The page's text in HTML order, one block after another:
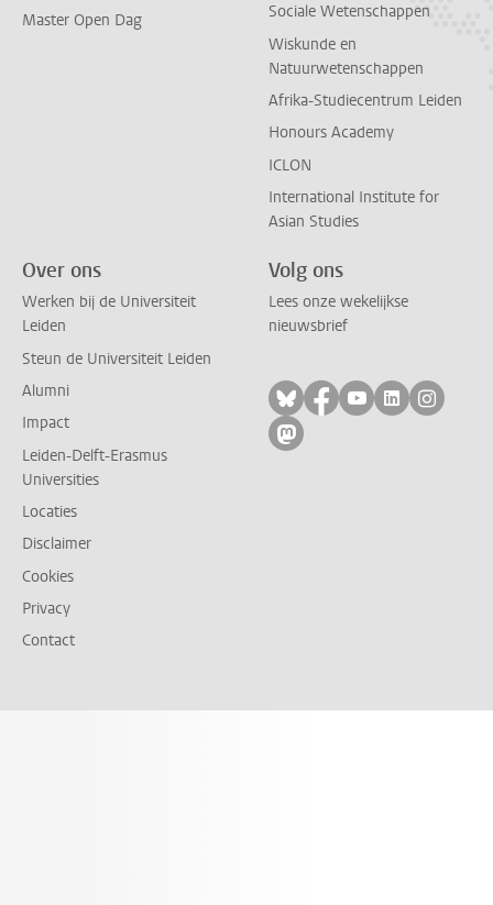
Master Open Dag
Sociale Wetenschappen
Wiskunde en
Natuurwetenschappen
Afrika-Studiecentrum Leiden
Honours Academy
ICLON
International Institute for
Asian Studies
Over ons
Werken bij de Universiteit
Leiden
Steun de Universiteit Leiden
Alumni
Impact
Leiden-Delft-Erasmus
Universities
Locaties
Disclaimer
Cookies
Privacy
Contact
Volg ons
Lees onze wekelijkse
nieuwsbrief
Volg ons op bluesky
Volg ons op
Volg ons op
Volg ons
Volg
Volg ons op mastodon